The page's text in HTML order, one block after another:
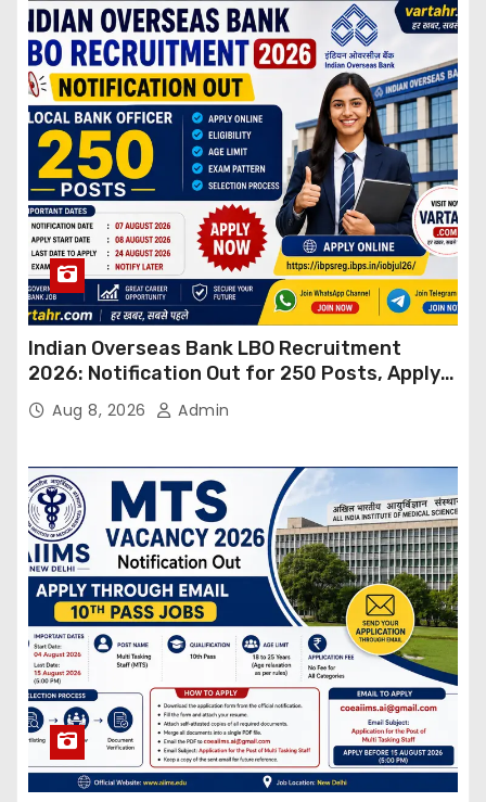
Indian Overseas Bank LBO Recruitment
2026: Notification Out for 250 Posts, Apply
OnlineAug 8, 2026 Admin